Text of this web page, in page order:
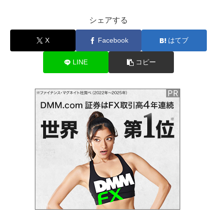
シェアする
X Facebook はてブ
LINE コピー